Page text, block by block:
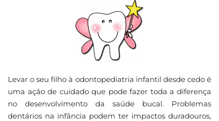
Levar o seu filho à odontopediatria infantil desde cedo é
uma ação de cuidado que pode fazer toda a diferença
no desenvolvimento da saúde bucal. Problemas
dentários na infância podem ter impactos duradouros,